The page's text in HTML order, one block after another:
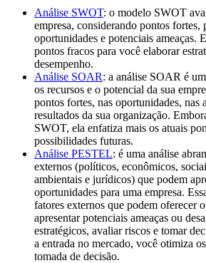
Análise SWOT: o modelo SWOT
empresa, considerando pontos fortes,
oportunidades e potenciais ameaças.
pontos fracos para você elaborar
desempenho.
Análise SOAR: a análise SOAR é
os recursos e o potencial da sua
pontos fortes, nas oportunidades, nas
resultados da sua organização.
SWOT, ela enfatiza mais os atuais
possibilidades futuras.
Análise PESTEL: é uma análise
externos (políticos, econômicos,
ambientais e jurídicos) que podem
oportunidades para uma empresa.
fatores externos que podem oferecer
apresentar potenciais ameaças ou
estratégicos, avaliar riscos e tomar
a entrada no mercado, você otimiza
tomada de decisão.